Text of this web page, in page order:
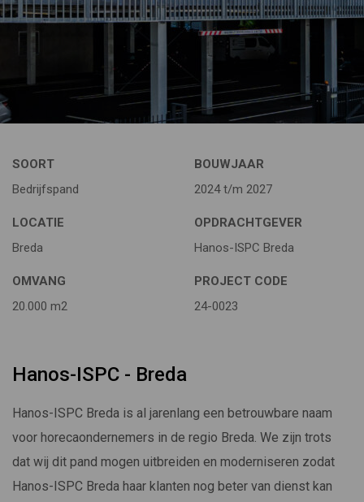
SOORT
Bedrijfspand
BOUWJAAR
2024 t/m 2027
LOCATIE
Breda
OPDRACHTGEVER
Hanos-ISPC Breda
OMVANG
20.000 m2
PROJECT CODE
24-0023
Hanos-ISPC - Breda
Hanos-ISPC Breda is al jarenlang een betrouwbare naam
voor horecaondernemers in de regio Breda. We zijn trots
dat wij dit pand mogen uitbreiden en moderniseren zodat
Hanos-ISPC Breda haar klanten nog beter van dienst kan